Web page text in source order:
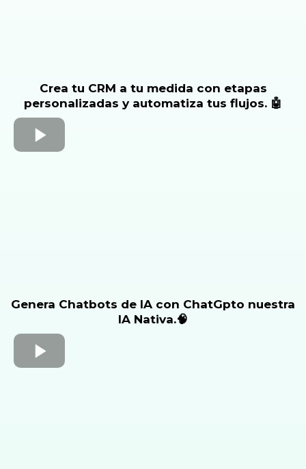
Crea tu CRM a tu medida con etapas
personalizadas y automatiza tus flujos. 🤖
G enera Chatbots de IA con ChatGpto nuestra
IA Nativa.🧠